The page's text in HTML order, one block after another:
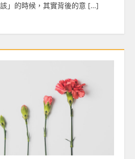
」的時候，其實背後的意 […]